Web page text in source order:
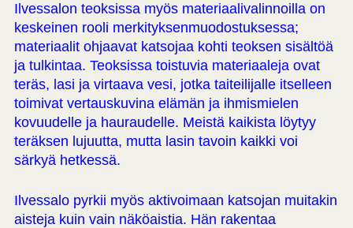
Ilvessalon teoksissa myös materiaalivalinnoilla on
keskeinen rooli merkityksenmuodostuksessa;
materiaalit ohjaavat katsojaa kohti teoksen sisältöä
ja tulkintaa. Teoksissa toistuvia materiaaleja ovat
teräs, lasi ja virtaava vesi, jotka taiteilijalle itselleen
toimivat vertauskuvina elämän ja ihmismielen
kovuudelle ja hauraudelle. Meistä kaikista löytyy
teräksen lujuutta, mutta lasin tavoin kaikki voi
särkyä hetkessä.
Ilvessalo pyrkii myös aktivoimaan katsojan muitakin
aisteja kuin vain näköaistia. Hän rakentaa